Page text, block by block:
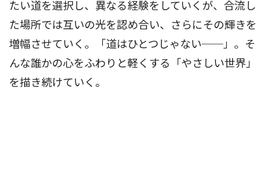
たい道を選択し、異なる経験をしていくが、合流し
た場所では互いの光を認め合い、さらにその輝きを
増幅させていく。「道はひとつじゃない──」。そ
んな誰かの心をふわりと軽くする「やさしい世界」
を描き続けていく。